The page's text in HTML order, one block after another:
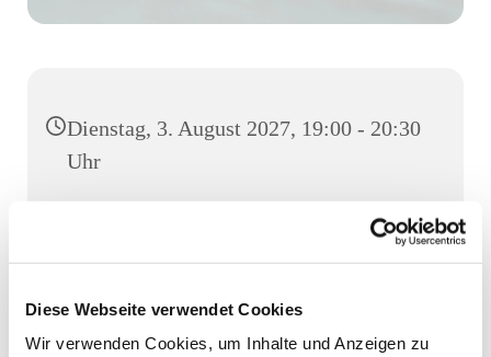
Diese Webseite verwendet Cookies
Wir verwenden Cookies, um Inhalte und Anzeigen zu
Dienstag, 3. August 2027, 19:00 - 20:30
Uhr
Gemeindehaus, Großer Saal, Luruper